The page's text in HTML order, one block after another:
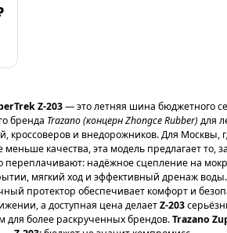
Z-203— это летняя шина бюджетного
бренда Trazano (концерн Zhongce Rubber) для
кроссоверов и внедорожников. Для Москвы,
меньше качества, эта модель предлагает то,
переплачивают: надёжное сцепление на
мягкий ход и эффективный дренаж воды.
протектор обеспечивает комфорт и
а доступная цена делаетZ-203
для более раскрученных брендов.Trazano